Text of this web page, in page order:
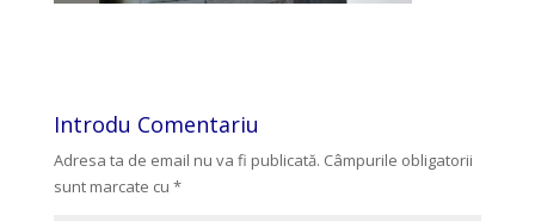
Introdu Comentariu
Adresa ta de email nu va fi publicată. Câmpurile obligatorii
sunt marcate cu *